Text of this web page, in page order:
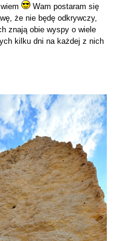
Wam postaram się
że nie będę odkrywczy,
znają obie wyspy o wiele
kilku dni na każdej z nich